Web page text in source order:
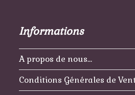
Informations
A propos de nous…
Conditions Générales de